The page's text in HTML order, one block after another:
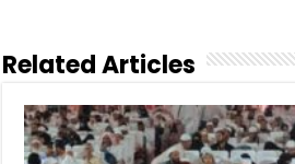
Related Articles